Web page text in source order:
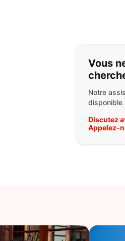
Si
Vous
Notre
disponible
Discutez
Appelez-